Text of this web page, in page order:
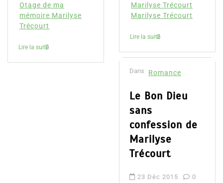
Otage de ma
mémoire Marilyse
Trécourt
Lire la suite
Marilyse Trécourt
Marilyse Trécourt
Lire la suite
Dans Romance
Le Bon Dieu
sans
confession de
Marilyse
Trécourt
23 Déc 2015
0